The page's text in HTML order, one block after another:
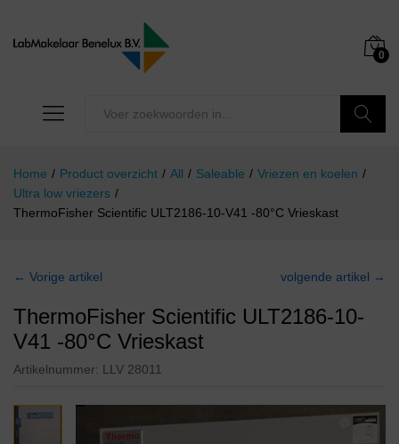
0
Home / Product overzicht / All / Saleable / Vriezen en koelen /
Ultra low vriezers /
ThermoFisher Scientific ULT2186-10-V41 -80°C Vrieskast
← Vorige artikel volgende artikel →
ThermoFisher Scientific ULT2186-10-
V41 -80°C Vrieskast
Artikelnummer: LLV 28011